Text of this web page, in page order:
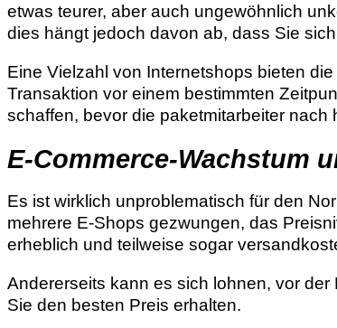
etwas teurer, aber auch ungewöhnlich
dies hängt jedoch davon ab, dass Sie
Eine Vielzahl von Internetshops bieten
Transaktion vor einem bestimmten
schaffen, bevor die paketmitarbeiter nach
E-Commerce-Wachstum
Es ist wirklich unproblematisch für den
mehrere E-Shops gezwungen, das
erheblich und teilweise sogar
Andererseits kann es sich lohnen, vor
Sie den besten Preis erhalten.